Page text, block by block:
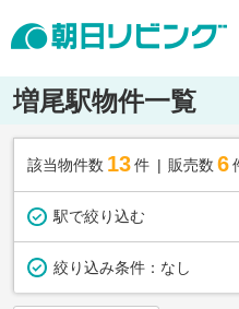
増尾駅物件一覧
該当物件数 13件 販売数 6
駅で絞り込む
絞り込み条件： なし